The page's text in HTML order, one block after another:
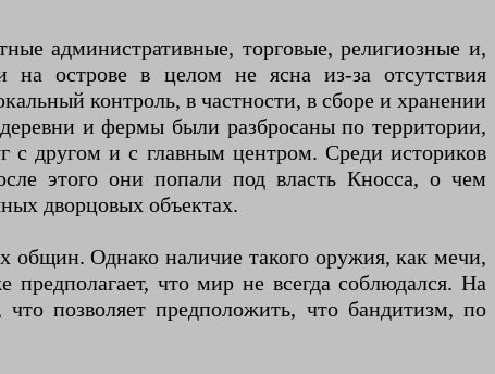
административные, торговые, религиозные и,
острове в целом не ясна из-за отсутствия
контроль, в частности, в сборе и хранении
и фермы были разбросаны по территории,
с другом и с главным центром. Среди историков
этого они попали под власть Кносса, о чем
дворцовых объектах.
общин. Однако наличие такого оружия, как мечи,
что мир не всегда соблюдался. На
позволяет предположить, что бандитизм, по